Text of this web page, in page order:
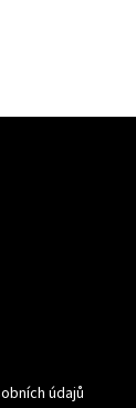
údajů